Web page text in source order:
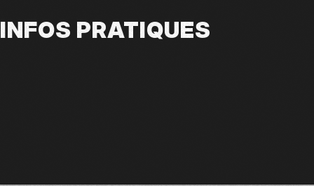
INFOS PRATIQUES